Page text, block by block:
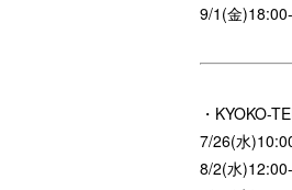
9/1(金
・KYOKO-
7/26(水)
8/2(水)